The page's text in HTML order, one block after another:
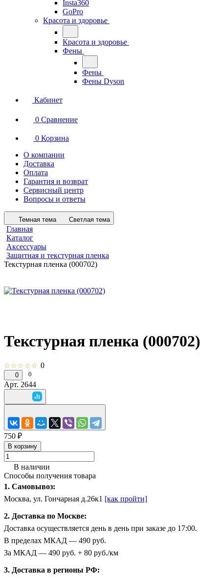
Insta360
GoPro
Красота и здоровье
Красота и здоровье
Фены
Фены
Фены Dyson
Кабинет
0 Сравнение
0 Корзина
О компании
Доставка
Оплата
Гарантия и возврат
Сервисный центр
Вопросы и ответы
Темная тема Светлая тема
Главная
Каталог
Аксессуары
Защитная и текстурная пленка
Текстурная пленка (000702)
Текстурная пленка (000702)
☆☆☆☆☆ 0
0 0
Арт. 2644
750 ₽
В корзину
В наличии
Способы получения товара
1. Самовывоз:
Москва, ул. Гончарная д.26к1 [как пройти]
2. Доставка по Москве:
Доставка осуществляется день в день при заказе до 17:00.
В пределах МКАД — 490 руб.
За МКАД — 490 руб. + 80 руб./км
3. Доставка в регионы РФ: